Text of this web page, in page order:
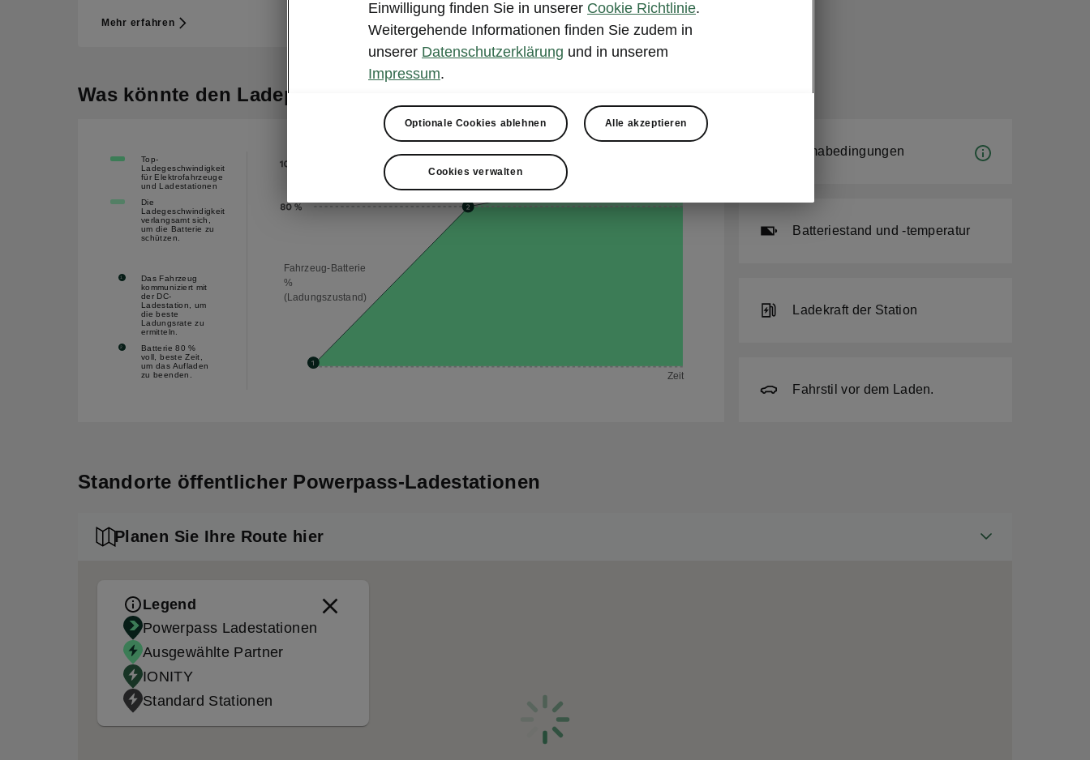
Mehr erfahren Mehr erfahren Mehr erfahren
Was könnte den Ladeprozess beeinflussen?
Top-
Ladegeschwindigkeit
für Elektrofahrzeuge
und Ladestationen
Die
Ladegeschwindigkeit
verlangsamt sich,
um die Batterie zu
schützen.
Das Fahrzeug
kommuniziert mit
der DC-
Ladestation, um
die beste
Ladungsrate zu
ermitteln.
2
Batterie 80 %
voll, beste Zeit,
um das Aufladen
zu beenden.
Fahrzeug-Batterie
%
(Ladungszustand)
Zeit
Klimabedingungen
Batteriestand und -temperatur
Ladekraft der Station
Fahrstil vor dem Laden.
Standorte öffentlicher Powerpass-Ladestationen
Planen Sie Ihre Route hier
Legend
Powerpass Ladestationen
Ausgewählte Partner
IONITY
Standard Stationen
Einwilligung finden Sie in unserer Cookie Richtlinie.
Weitergehende Informationen finden Sie zudem in
unserer Datenschutzerklärung und in unserem
Impressum.
Optionale Cookies ablehnen Alle akzeptieren
Cookies verwalten